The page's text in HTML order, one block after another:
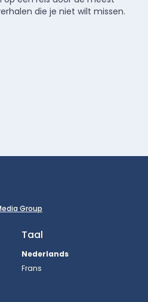
die je niet wilt missen.
Group
Taal
Nederlands
Frans